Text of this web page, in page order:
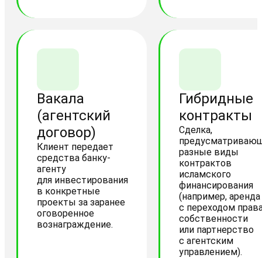
Вакала
(агентский
договор)
Клиент передает
средства банку-
агенту
для инвестирования
в конкретные
проекты за заранее
оговоренное
вознаграждение.
Гибридные
контракты
Сделка,
разные виды
контрактов
исламского
финансирования
(например, аренда
с переходом
собственности
или партнерство
с агентским
управлением).